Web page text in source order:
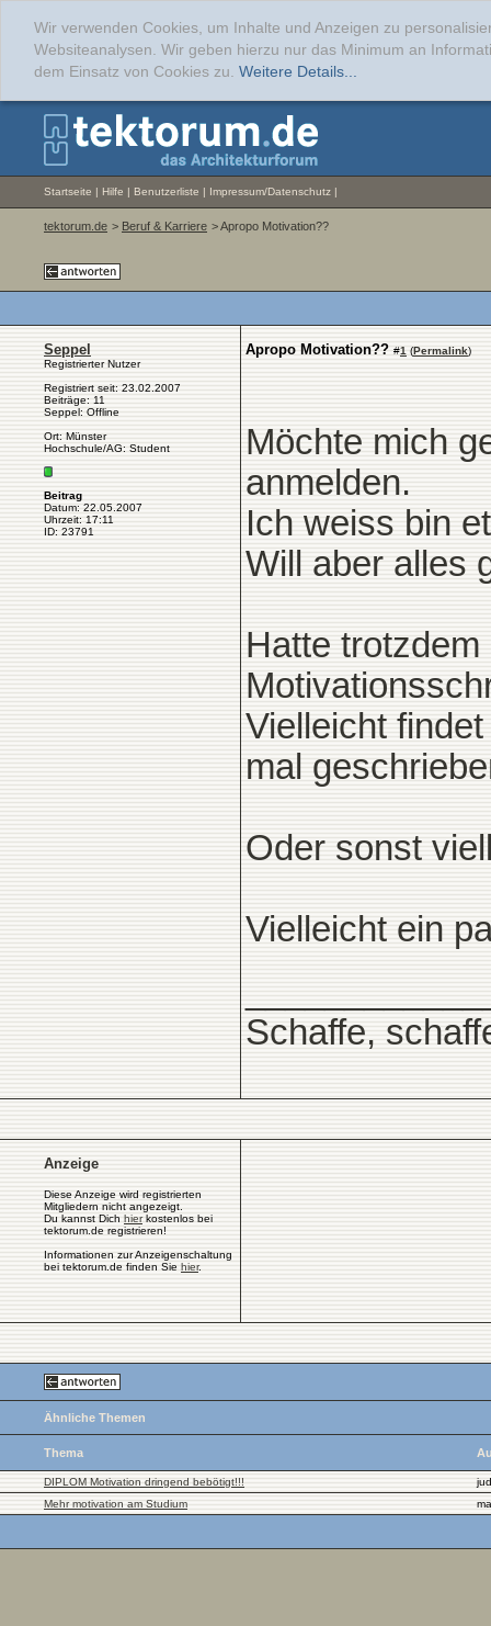
Wir verwenden Cookies, um Inhalte und Anzeigen zu
Websiteanalysen. Wir geben hierzu nur das Minimum an
dem Einsatz von Cookies zu. Weitere Details...
Startseite | Hilfe | Benutzerliste | Impressum/Datenschutz |
tektorum.de > Beruf & Karriere > Apropo Motivation??
Seppel
Registrierter Nutzer
Registriert seit: 23.02.2007
Beiträge: 11
Seppel: Offline
Ort: Münster
Hochschule/AG: Student
Beitrag
Datum: 22.05.2007
Uhrzeit: 17:11
ID: 23791
Apropo Motivation?? #1 (Permalink)
Möchte mich
anmelden.
Ich weiss bin
Will aber alles
Hatte
Vielleicht
mal
Oder sonst
Vielleicht ein
Schaffe,
Anzeige
Diese Anzeige wird registrierten
Mitgliedern nicht angezeigt.
Du kannst Dich hierkostenlos bei
tektorum.de registrieren!
Informationen zur Anzeigenschaltung
bei tektorum.de finden Sie hier.
Ähnliche Themen
Thema
DIPLOM Motivation dringend bebötigt!!!
Mehr motivation am Studium